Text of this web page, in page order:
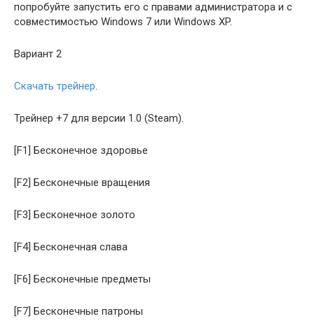
попробуйте запустить его с правами администратора и с
совместимостью Windows 7 или Windows XP.
Вариант 2
Скачать трейнер.
Трейнер +7 для версии 1.0 (Steam).
[F1] Бесконечное здоровье
[F2] Бесконечные вращения
[F3] Бесконечное золото
[F4] Бесконечная слава
[F6] Бесконечные предметы
[F7] Бесконечные патроны